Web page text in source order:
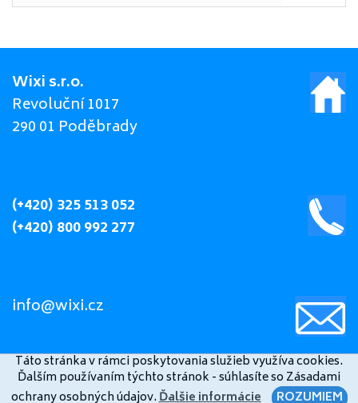
Wixi s.r.o.
Revoluční 1017
290 01 Poděbrady
(+420) 325 513 052
(+420) 800 992 277
info@wixi.cz
Táto stránka v rámci poskytovania služieb využíva cookies.
Ďalším používaním týchto stránok - súhlasíte so Zásadami
ochrany osobných údajov.Ďalšie informácie ROZUMIEM